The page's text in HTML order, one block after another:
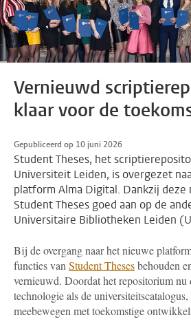
Vernieuwd
klaar voor de
Gepubliceerd op 10 juni 2026
Student Theses, het
Universiteit Leiden, is overgezet
platform Alma Digital. Dankzij
Student Theses goed aan op de
Universitaire Bibliotheken Leiden
Bij de overgang naar het nieuwe
functies vanStudent Thesesbehouden
vernieuwd. Doordat het repositorium nu
technologie als de
meebewegen met toekomstige